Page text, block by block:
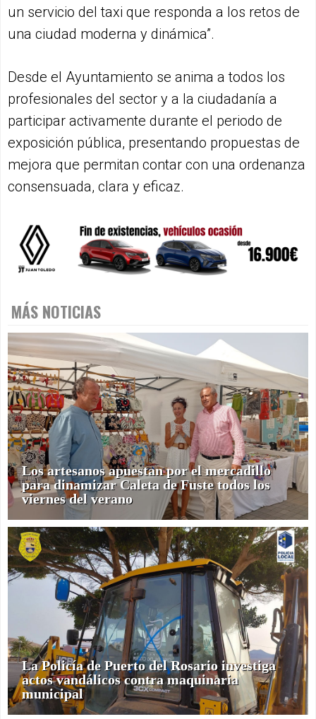
un servicio del taxi que responda a los retos de
una ciudad moderna y dinámica”.
Desde el Ayuntamiento se anima a todos los
profesionales del sector y a la ciudadanía a
participar activamente durante el periodo de
exposición pública, presentando propuestas de
mejora que permitan contar con una ordenanza
consensuada, clara y eficaz.
MÁS NOTICIAS
Los artesanos apuestan por el mercadillo
para dinamizar Caleta de Fuste todos los
viernes del verano
La Policía de Puerto del Rosario investiga
actos vandálicos contra maquinaria
municipal